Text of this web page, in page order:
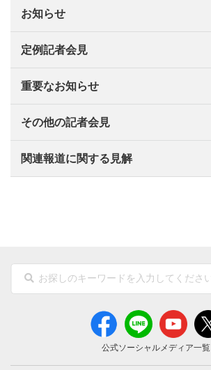
お知らせ
定例記者会見
重要なお知らせ
その他の記者会見
関連報道に関する見解
公式ソーシャルメディア一覧